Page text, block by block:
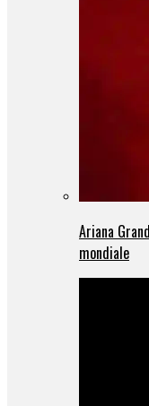
Ariana
mondiale